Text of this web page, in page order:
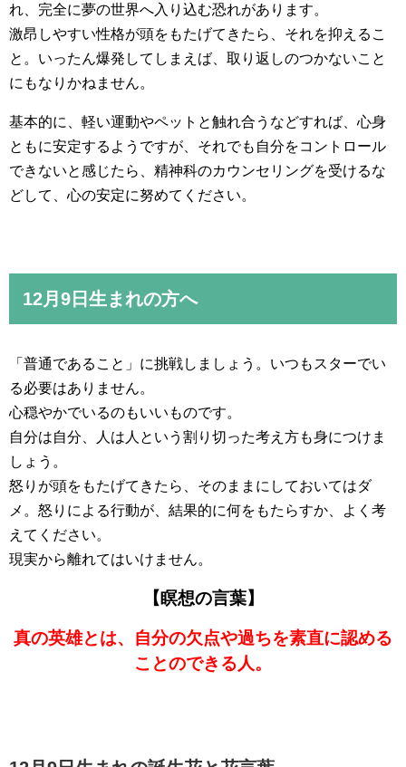
れ、完全に夢の世界へ入り込む恐れがあります。
激昂しやすい性格が頭をもたげてきたら、それを抑えるこ
と。いったん爆発してしまえば、取り返しのつかないこと
にもなりかねません。
基本的に、軽い運動やペットと触れ合うなどすれば、心身
ともに安定するようですが、それでも自分をコントロール
できないと感じたら、精神科のカウンセリングを受けるな
どして、心の安定に努めてください。
12月9日生まれの方へ
「普通であること」に挑戦しましょう。いつもスターでい
る必要はありません。
心穏やかでいるのもいいものです。
自分は自分、人は人という割り切った考え方も身につけま
しょう。
怒りが頭をもたげてきたら、そのままにしておいてはダ
メ。怒りによる行動が、結果的に何をもたらすか、よく考
えてください。
現実から離れてはいけません。
【瞑想の言葉】
真の英雄とは、自分の欠点や過ちを素直に認める
ことのできる人。